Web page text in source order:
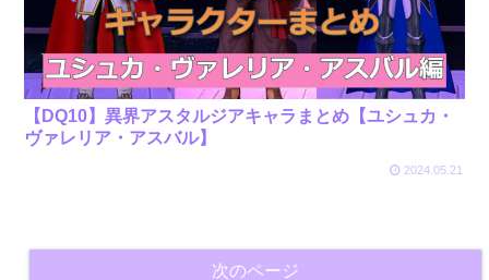
【DQ10】異界アスタルジアキャラまとめ【ユシュカ・
ヴァレリア・アスバル】
2024.05.21
次のページ